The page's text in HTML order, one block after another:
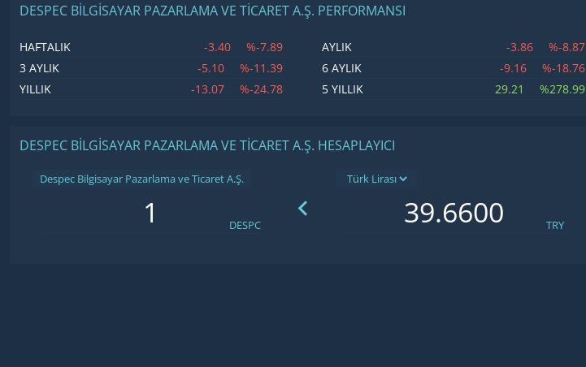
DESPEC BILGISAYAR PAZARLAMA VE TICARET A.Ş. PERFORMANSI
HAFTALIK -3.40 %-7.89 AYLIK -3.86
%-8.87
3 AYLIK
-5.10 %-11.39 6 AYLIK -9.16
%-18.76
YILLIK
-13.07 %-24.78 5 YILLIK 29.21 %278.99
DESPEC BILGISAYAR PAZARLAMA VE TICARET A.Ş. HESAPLAYICI
Despec Bilgisayar Pazarlama ve Ticaret A.Ş.
DESPC TRY